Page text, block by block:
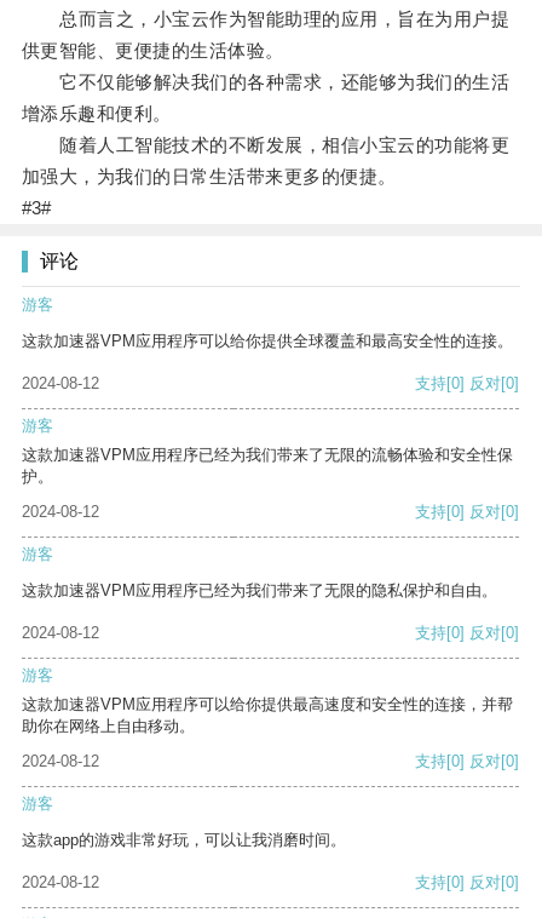
总而言之，小宝云作为智能助理的应用，旨在为用户提
供更智能、更便捷的生活体验。
它不仅能够解决我们的各种需求，还能够为我们的生活
增添乐趣和便利。
随着人工智能技术的不断发展，相信小宝云的功能将更
加强大，为我们的日常生活带来更多的便捷。
#3#
评论
游客
这款加速器VPM应用程序可以给你提供全球覆盖和最高安全性的连接。
2024-08-12 支持[0] 反对[0]
游客
这款加速器VPM应用程序已经为我们带来了无限的流畅体验和安全性保
护。
2024-08-12
支持[0] 反对[0]
游客
这款加速器VPM应用程序已经为我们带来了无限的隐私保护和自由。
2024-08-12 支持[0] 反对[0]
游客
这款加速器VPM应用程序可以给你提供最高速度和安全性的连接，并帮
助你在网络上自由移动。
2024-08-12
支持[0] 反对[0]
游客
这款app的游戏非常好玩，可以让我消磨时间。
2024-08-12 支持[0] 反对[0]